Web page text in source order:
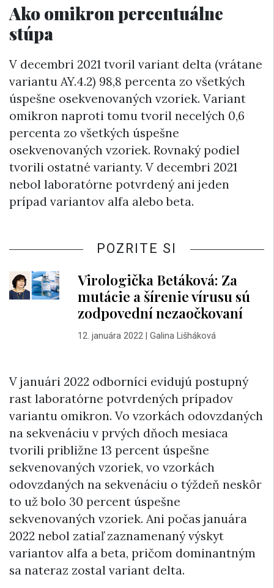
Ako omikron percentuálne
stúpa
V decembri 2021 tvoril variant delta (vrátane
variantu AY.4.2) 98,8 percenta zo všetkých
úspešne osekvenovaných vzoriek. Variant
omikron naproti tomu tvoril necelých 0,6
percenta zo všetkých úspešne
osekvenovaných vzoriek. Rovnaký podiel
tvorili ostatné varianty. V decembri 2021
nebol laboratórne potvrdený ani jeden
prípad variantov alfa alebo beta.
POZRITE SI
Virologička Betáková: Za
mutácie a šírenie vírusu sú
zodpovední nezaočkovaní
12. januára 2022| Galina Lišháková
V januári 2022 odborníci evidujú postupný
rast laboratórne potvrdených prípadov
variantu omikron. Vo vzorkách odovzdaných
na sekvenáciu v prvých dňoch mesiaca
tvorili približne 13 percent úspešne
sekvenovaných vzoriek, vo vzorkách
odovzdaných na sekvenáciu o týždeň neskôr
to už bolo 30 percent úspešne
sekvenovaných vzoriek. Ani počas januára
2022 nebol zatiaľ zaznamenaný výskyt
variantov alfa a beta, pričom dominantným
sa nateraz zostal variant delta.